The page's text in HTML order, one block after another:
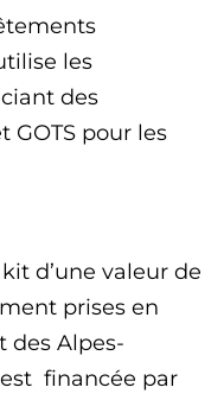
les
des
GOTS pour les
d’une valeur de
prises en
des Alpes-
financée par